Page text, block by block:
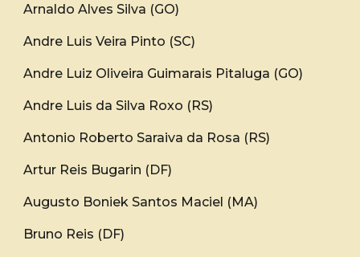
Arnaldo Alves Silva (GO)
Andre Luis Veira Pinto (SC)
Andre Luiz Oliveira Guimarais Pitaluga (GO)
Andre Luis da Silva Roxo (RS)
Antonio Roberto Saraiva da Rosa (RS)
Artur Reis Bugarin (DF)
Augusto Boniek Santos Maciel (MA)
Bruno Reis (DF)